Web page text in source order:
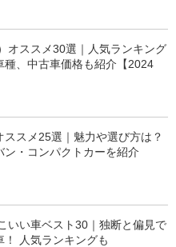
オススメ30選｜人気ランキング
種、中古車価格も紹介【2024
ススメ25選｜魅力や選び方は？
ン・コンパクトカーを紹介
いい車ベスト30｜独断と偏見で
！ 人気ランキングも